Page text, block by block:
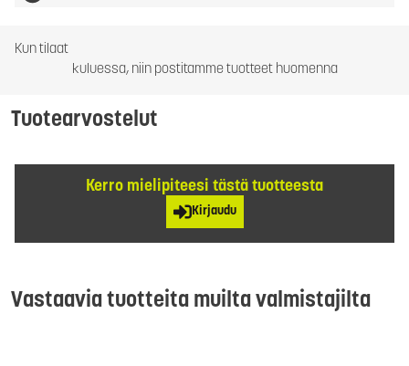
Kun tilaat
kuluessa, niin postitamme tuotteet huomenna
Tuotearvostelut
Kerro mielipiteesi tästä tuotteesta
Kirjaudu
Vastaavia tuotteita muilta valmistajilta